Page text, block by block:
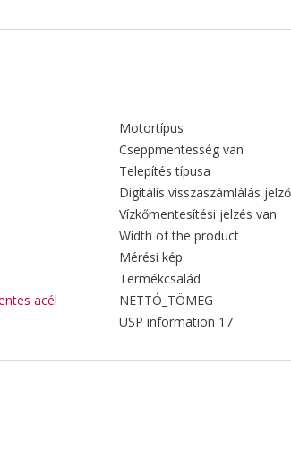
Motortípus
Cseppmentesség van
Telepítés típusa
Digitális visszaszámlálás jelző
Vízkőmentesítési jelzés van
Width of the product
Mérési kép
Termékcsalád
acél NETTÓ_TÖMEG
USP information 17